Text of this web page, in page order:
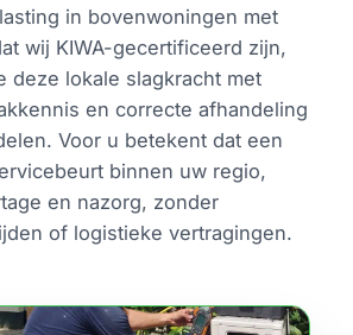
in bovenwoningen met
wij KIWA-gecertificeerd zijn,
deze lokale slagkracht met
en correcte afhandeling
Voor u betekent dat een
binnen uw regio,
en nazorg, zonder
of logistieke vertragingen.